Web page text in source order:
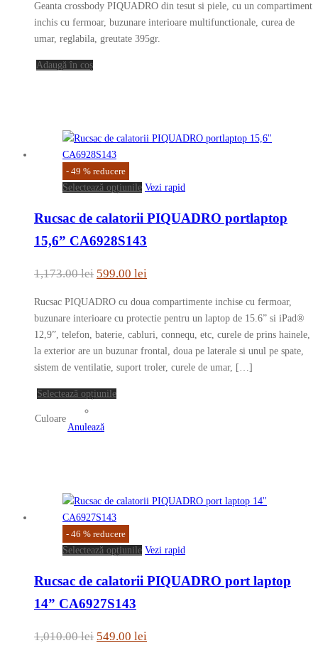
fost:
785.00 lei.
este:
249.00 lei.
Geanta crossbody PIQUADRO din tesut si piele, cu un compartiment
inchis cu fermoar, buzunare interioare multifunctionale, curea de
umar, reglabila, greutate 395gr.
Adaugă în coș
- 49 % reducere
Selectează opțiunile Acest
are
mai
variații.
pot
fi
alese
în
pagina
Vezi rapid
Rucsac de calatorii PIQUADRO portlaptop
15,6” CA6928S143
1,173.00lei Prețul
fost:
1,173.00 lei.
599.00 lei
este:
599.00 lei.
Rucsac PIQUADRO cu doua compartimente inchise cu fermoar,
buzunare interioare cu protectie pentru un laptop de 15.6” si iPad®
12,9”, telefon, baterie, cabluri, connequ, etc, curele de prins hainele,
la exterior are un buzunar frontal, doua pe laterale si unul pe spate,
sistem de ventilatie, suport troler, curele de umar, […]
Selectează opțiunileAcest
pot
fi
alese
în
pagina
produsului.
Culoare
Anulează
- 46 % reducere
Selectează opțiunile Acest
are
variații.
Vezi rapid
Rucsac de calatorii PIQUADRO port laptop
14” CA6927S143
1,010.00lei Prețul
549.00 lei